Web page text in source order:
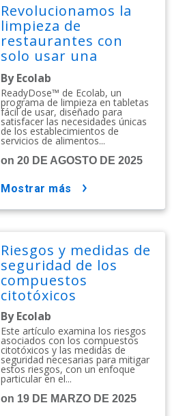
Revolucionamos la
limpieza de
restaurantes con
solo usar una
tableta
By Ecolab
ReadyDose™ de Ecolab, un
programa de limpieza en tabletas
fácil de usar, diseñado para
satisfacer las necesidades únicas
de los establecimientos de
servicios de alimentos...
on 20 DE AGOSTO DE 2025
mostrar más
Riesgos y medidas de
seguridad de los
compuestos
citotóxicos
By Ecolab
Este artículo examina los riesgos
asociados con los compuestos
citotóxicos y las medidas de
seguridad necesarias para mitigar
estos riesgos, con un enfoque
particular en el...
on 19 DE MARZO DE 2025